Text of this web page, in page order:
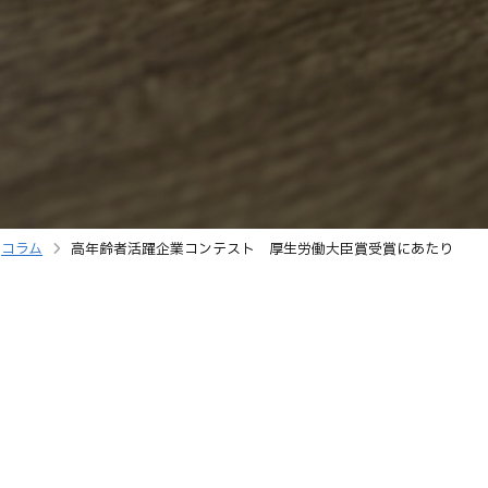
コラム 高年齢者活躍企業コンテスト 厚生労働大臣賞受賞にあたり